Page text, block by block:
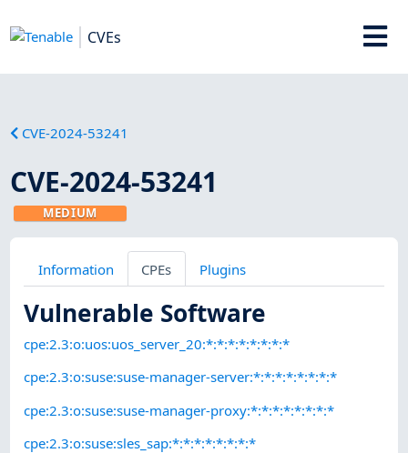
CVEs
CVE-2024-53241
CVE-2024-53241
MEDIUM
Information CPEs Plugins
Vulnerable Software
cpe:2.3:o:uos:uos_server_20:*:*:*:*:*:*:*:*
cpe:2.3:o:suse:suse-manager-server:*:*:*:*:*:*:*:*
cpe:2.3:o:suse:suse-manager-proxy:*:*:*:*:*:*:*:*
cpe:2.3:o:suse:sles_sap:*:*:*:*:*:*:*:*